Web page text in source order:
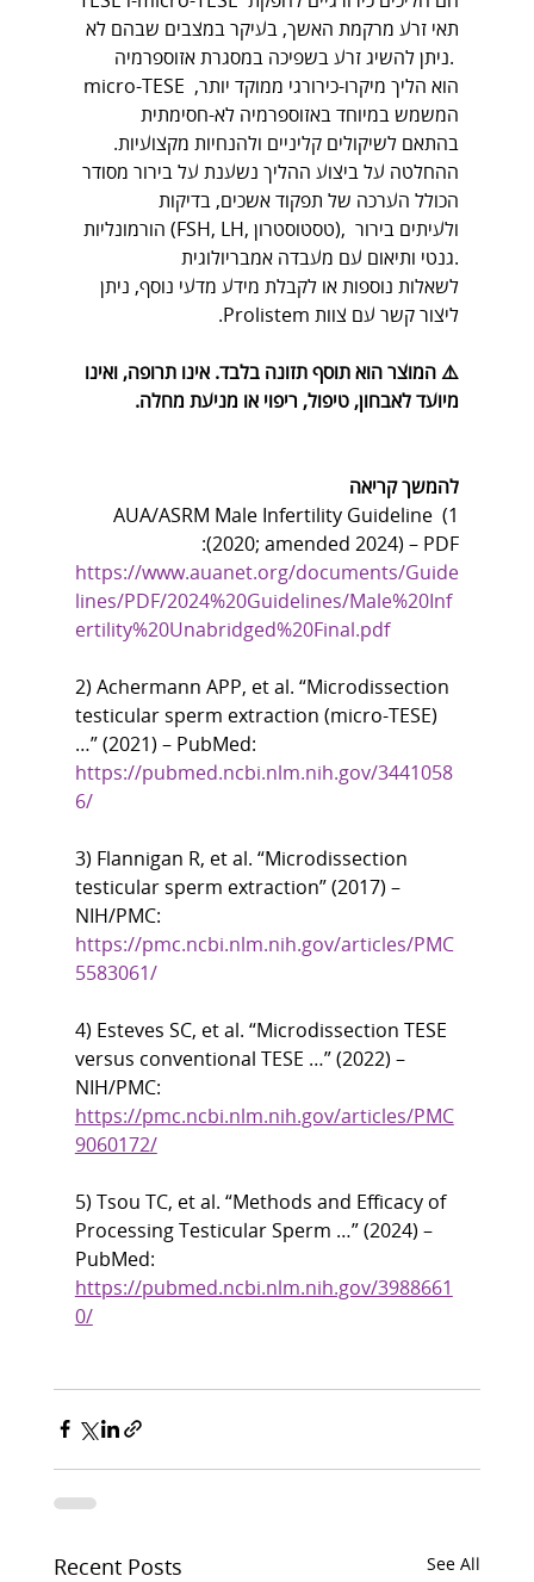
תאי זרע מרקמת האשך, בעיקר במצבים שבהם לא
ניתן להשיג זרע בשפיכה במסגרת אזוספרמיה.
micro-TESE הוא הליך מיקרו-כירורגי ממוקד יותר,
המשמש במיוחד באזוספרמיה לא-חסימתית
בהתאם לשיקולים קליניים ולהנחיות מקצועיות.
ההחלטה על ביצוע ההליך נשענת על בירור מסודר
הכולל הערכה של תפקוד אשכים, בדיקות
הורמונליות (FSH, LH, טסטוסטרון), ולעיתים בירור
גנטי ותיאום עם מעבדה אמבריולוגית.
לשאלות נוספות או לקבלת מידע מדעי נוסף, ניתן
ליצור קשר עם צוות Prolistem.
⚠️ המוצר הוא תוסף תזונה בלבד. אינו תרופה, ואינו
מיועד לאבחון, טיפול, ריפוי או מניעת מחלה.
להמשך קריאה
1) AUA/ASRM Male Infertility Guideline
(2020; amended 2024) – PDF:
https://www.auanet.org/documents/Guide
lines/PDF/2024%20Guidelines/Male%20Inf
ertility%20Unabridged%20Final.pdf
2) Achermann APP, et al. “Microdissection
testicular sperm extraction (micro-TESE)
…” (2021) – PubMed:
https://pubmed.ncbi.nlm.nih.gov/3441058
6/
3) Flannigan R, et al. “Microdissection
testicular sperm extraction” (2017) –
NIH/PMC:
https://pmc.ncbi.nlm.nih.gov/articles/PMC
5583061/
4) Esteves SC, et al. “Microdissection TESE
versus conventional TESE …” (2022) –
NIH/PMC:
https://pmc.ncbi.nlm.nih.gov/articles/PMC
9060172/
5) Tsou TC, et al. “Methods and Efficacy of
Processing Testicular Sperm …” (2024) –
PubMed:
https://pubmed.ncbi.nlm.nih.gov/3988661
0/
Recent Posts See All